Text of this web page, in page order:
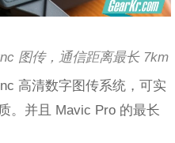
图传，通信距离最长 7km
高清数字图传系统，可实
。并且 Mavic Pro 的最长